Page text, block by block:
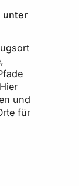
unter
und
für